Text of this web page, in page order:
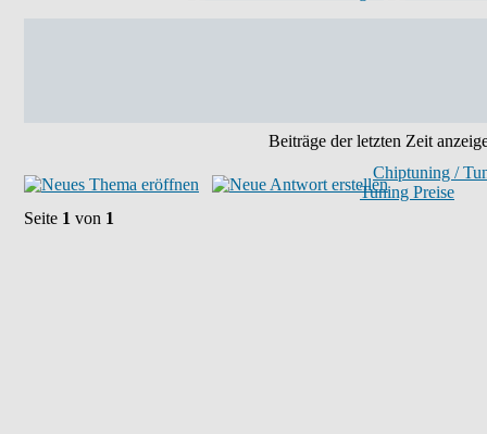
Beiträge der letzten Zeit
Chiptuning /
Tuning Preise
Seite 1 von 1